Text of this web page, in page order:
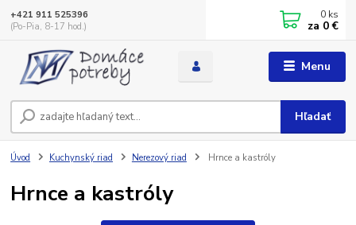
Menu
Hľadať
+421 911 525396
(Po-Pia, 8-17 hod.)
0 ks
za 0 €
Úvod Kuchynský riad Nerezový riad Hrnce a kastróly
Hrnce a kastróly